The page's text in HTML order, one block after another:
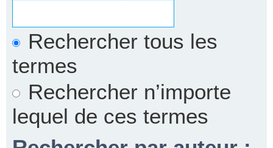
Rechercher tous les
termes
Rechercher n’importe
lequel de ces termes